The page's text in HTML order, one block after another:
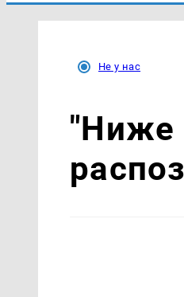
Не у нас
"Ниже